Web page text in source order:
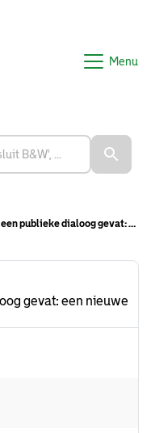
Menu
dialoog gevat: een nieuwe brug met de stad
gevat: een nieuwe